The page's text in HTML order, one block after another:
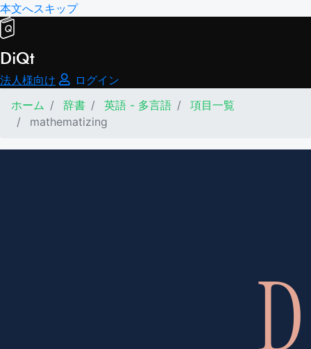
本文へスキップ
DiQt
法人様向け
ログイン
ホーム
辞書 英語 - 多言語
項目一覧
mathematizing